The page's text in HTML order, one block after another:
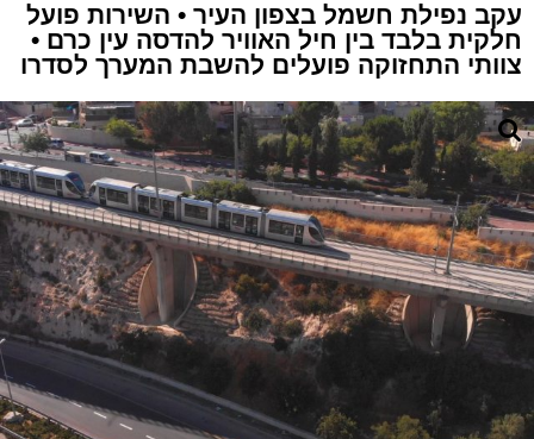
עקב נפילת חשמל בצפון העיר • השירות פועל
חלקית בלבד בין חיל האוויר להדסה עין כרם •
צוותי התחזוקה פועלים להשבת המערך לסדרו